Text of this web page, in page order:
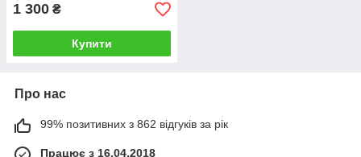
1 300 ₴
Купити
Про нас
99% позитивних з 862 відгуків за рік
Працює з 16.04.2018